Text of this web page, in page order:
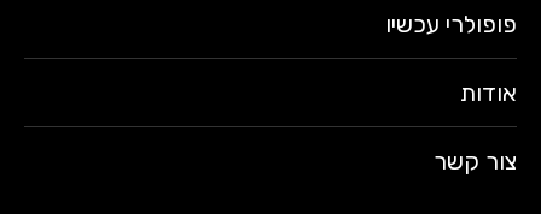
פופולרי עכשיו
אודות
צור קשר